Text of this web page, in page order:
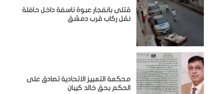
قتلى بانفجار عبوة ناسفة داخل حافلة
نقل ركاب قرب دمشق
محكمة التمييز الاتحادية تصادق على
الحكم بحق خالد كيبان